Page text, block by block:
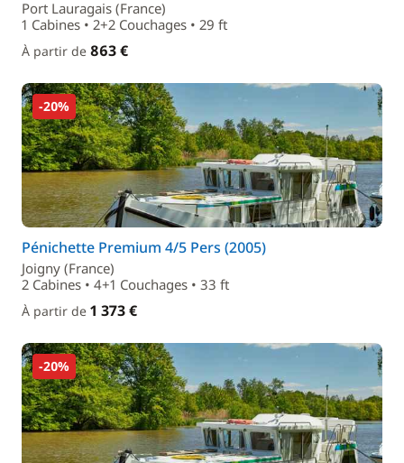
Port Lauragais (France)
1 Cabines • 2+2 Couchages • 29 ft
À partir de 863 €
-20%
Pénichette Premium 4/5 Pers (2005)
Joigny (France)
2 Cabines • 4+1 Couchages • 33 ft
À partir de 1 373 €
-20%